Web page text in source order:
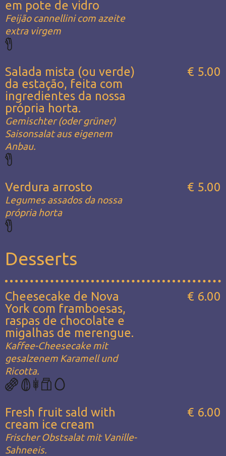
em pote de vidro
Feijão cannellini com azeite
extra virgem
Salada mista (ou verde)
da estação, feita com
ingredientes da nossa
própria horta.
Gemischter (oder grüner)
Saisonsalat aus eigenem
Anbau.
€ 5.00
Verdura arrosto
Legumes assados da nossa
própria horta
€ 5.00
Desserts
Cheesecake de Nova
York com framboesas,
raspas de chocolate e
migalhas de merengue.
Kaffee-Cheesecake mit
gesalzenem Karamell und
Ricotta.
€ 6.00
Fresh fruit sald with
cream ice cream
Frischer Obstsalat mit Vanille-
Sahneeis.
€ 6.00